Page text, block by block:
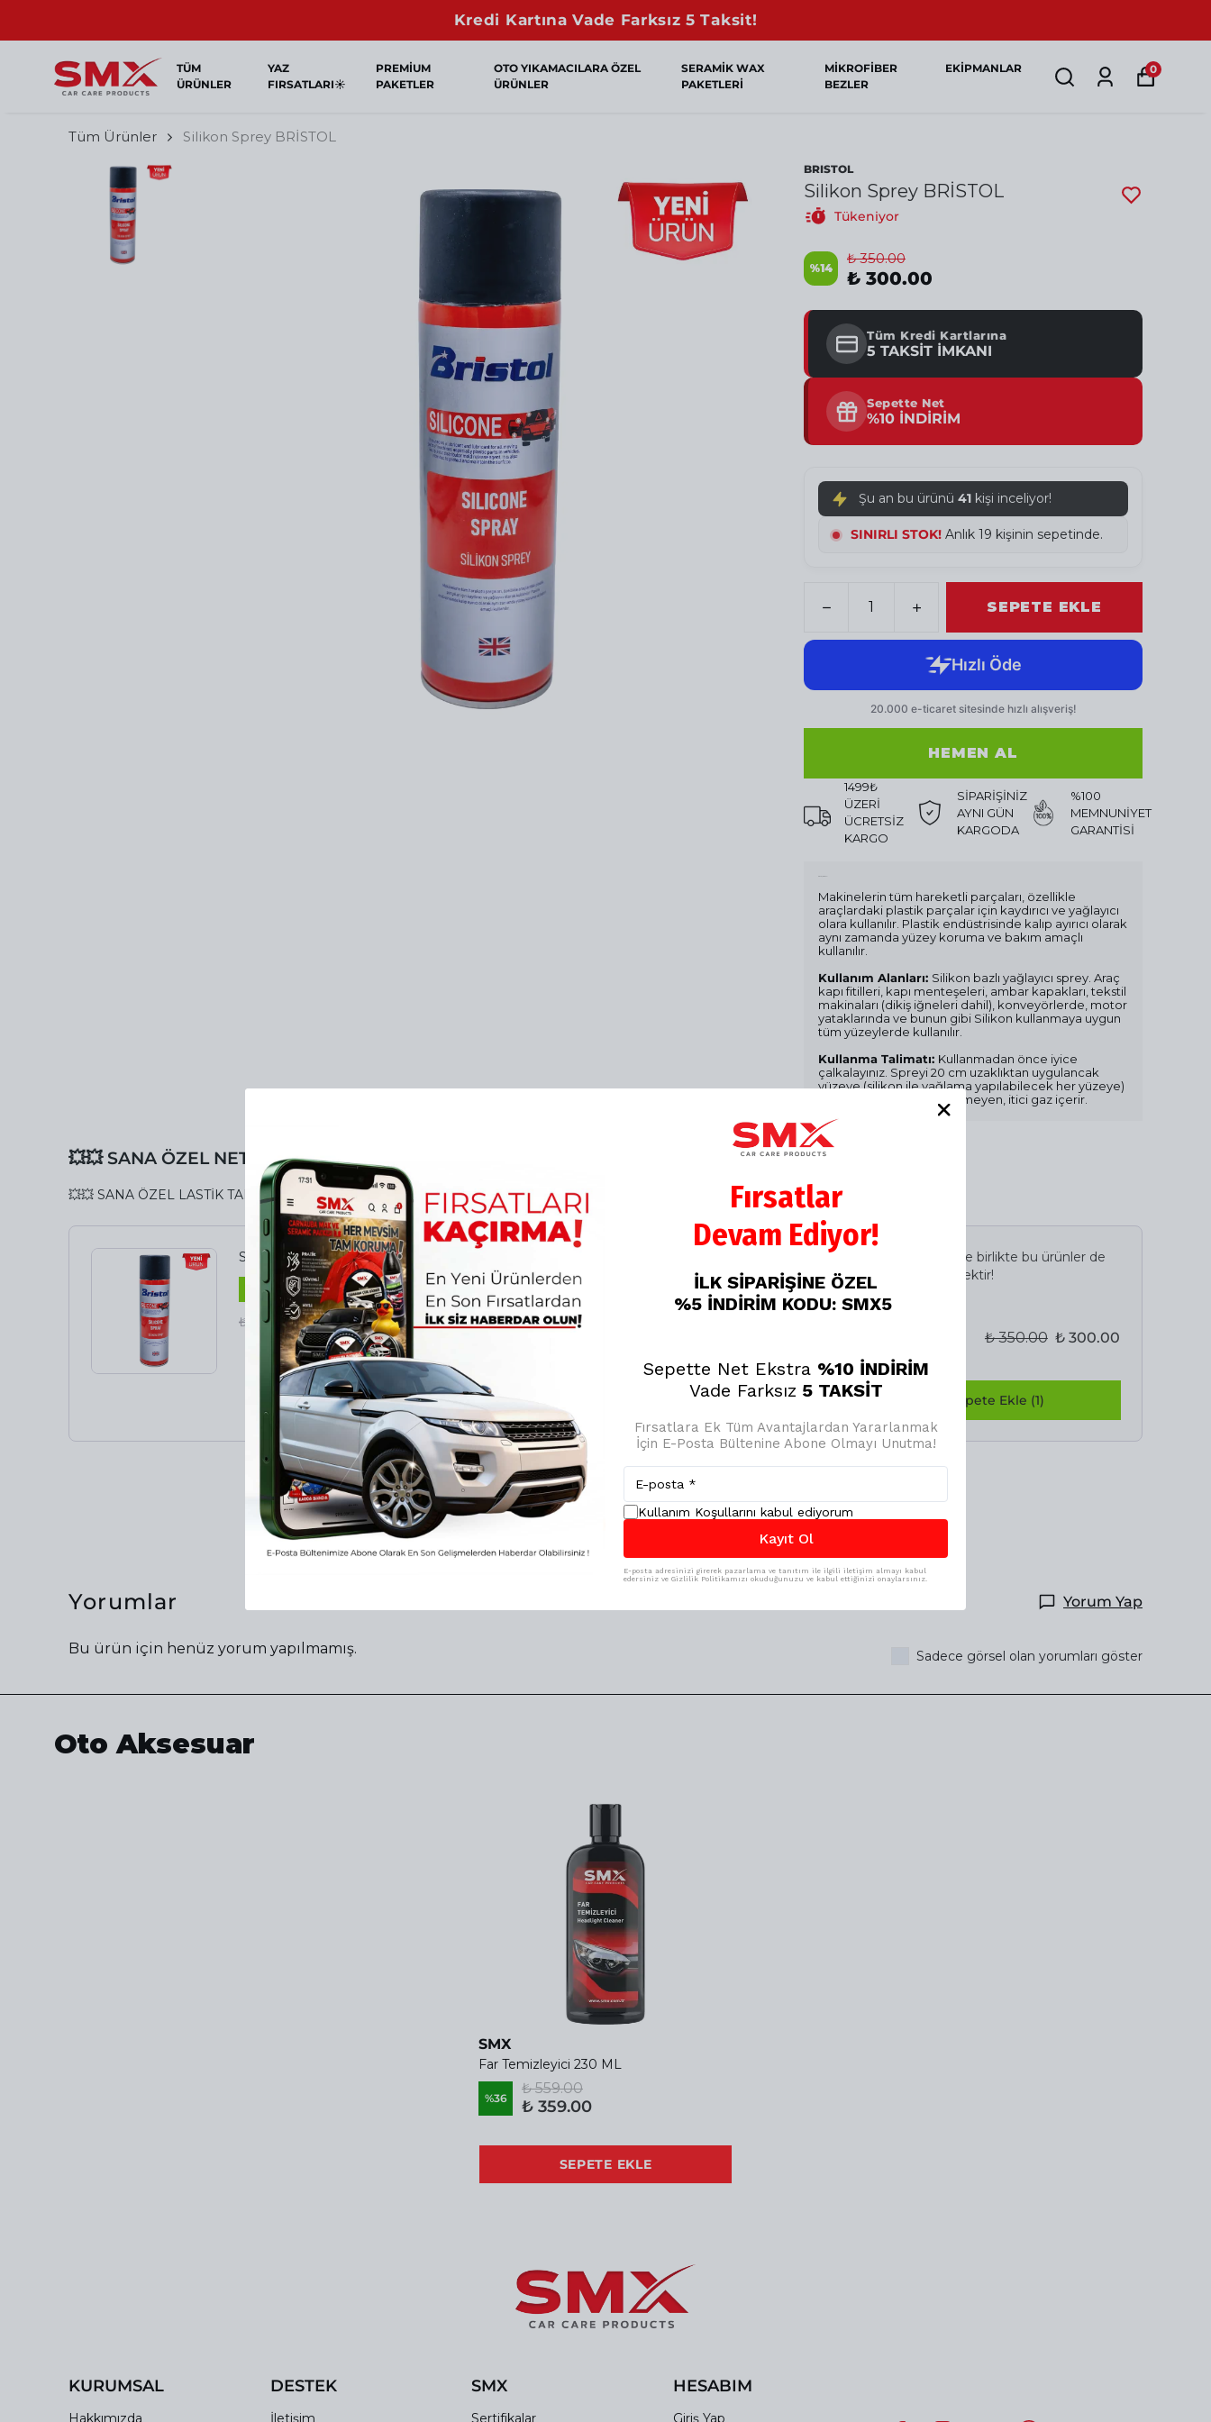
Kredi Kartına Vade Farksız 5 Taksit!
TÜM
ÜRÜNLER
YAZ
FIRSATLARI☀️
PREMİUM
PAKETLER
OTO YIKAMACILARA ÖZEL
ÜRÜNLER
SERAMİK WAX
PAKETLERİ
MİKROFİBER
BEZLER
EKİPMANLAR 0
Tüm Ürünler Silikon Sprey BRİSTOL
BRISTOL
Silikon Sprey BRİSTOL
Tükeniyor
%14
₺ 350.00
₺ 300.00
Tüm Kredi Kartlarına
5 TAKSİT İMKANI
Sepette Net
%10 İNDİRİM
Şu an bu ürünü 41 kişi inceliyor!
SINIRLI STOK! Anlık 19 kişinin sepetinde.
SEPETE EKLE
HEMEN AL
1499₺
ÜZERİ
ÜCRETSİZ
KARGO
SİPARİŞİNİZ
AYNI GÜN
KARGODA
%100
MEMNUNİYET
GARANTİSİ
Makinelerin tüm hareketli parçaları, özellikle
araçlardaki plastik parçalar için kaydırıcı ve yağlayıcı
olara kullanılır. Plastik endüstrisinde kalıp ayırıcı olarak
aynı zamanda yüzey koruma ve bakım amaçlı
kullanılır.
Kullanım Alanları: Silikon bazlı yağlayıcı sprey. Araç
kapı fitilleri, kapı menteşeleri, ambar kapakları, tekstil
makinaları (dikiş iğneleri dahil), konveyörlerde, motor
yataklarında ve bunun gibi Silikon kullanmaya uygun
tüm yüzeylerde kullanılır.
Kullanma Talimatı: Kullanmadan önce iyice
çalkalayınız. Spreyi 20 cm uzaklıktan uygulancak
yüzeye (silikon ile yağlama yapılabilecek her yüzeye)
sıkınız. Çevreye zarar vermeyen, itici gaz içerir.
💥💥 SANA ÖZEL NET %20 İNDİRİMİ YAKALAMAN İÇİN SON 1 DAKİKAN❗️KAÇIRMA⏳
💥💥 SANA ÖZEL LASTİK TAMİR KİTİ NET %20 İNDİRİMLİ
Silikon Sprey BRİSTOL
14
₺ 350.00 ₺ 300.00
İncelediğiniz ürün ile birlikte bu ürünler de
sepetinize eklenecektir!
Avantajlı Toplam
₺ 350.00 ₺ 300.00
Birlikte Sepete Ekle (1)
Yorumlar Yorum Yap
Bu ürün için henüz yorum yapılmamış. Sadece görsel olan yorumları göster
Oto Aksesuar
SMX
Far Temizleyici 230 ML
%36
₺ 559.00
₺ 359.00
SEPETE EKLE
KURUMSAL
Hakkımızda
DESTEK
İletişim
SMX
Sertifikalar
HESABIM
Giriş Yap
Fırsatlar
Devam Ediyor!
İLK SİPARİŞİNE ÖZEL
%5 İNDİRİM KODU: SMX5
Sepette Net Ekstra %10 İNDİRİM
Vade Farksız 5 TAKSİT
Fırsatlara Ek Tüm Avantajlardan Yararlanmak
İçin E-Posta Bültenine Abone Olmayı Unutma!
Kullanım Koşullarını kabul ediyorum
Kayıt Ol
E-posta adresinizi girerek pazarlama ve tanıtım ile ilgili iletişim almayı kabul
edersiniz ve Gizlilik Politikamızı okuduğunuzu ve kabul ettiğinizi onaylarsınız.